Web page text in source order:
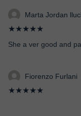
Marta Jordan
★★★★★
She a ver good and
Fiorenzo Furlani
★★★★★